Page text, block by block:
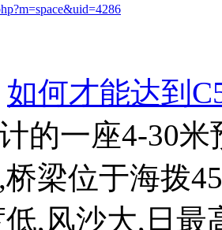
如何才能达到
的一座4-30
梁位于海拨
,风沙大,日最